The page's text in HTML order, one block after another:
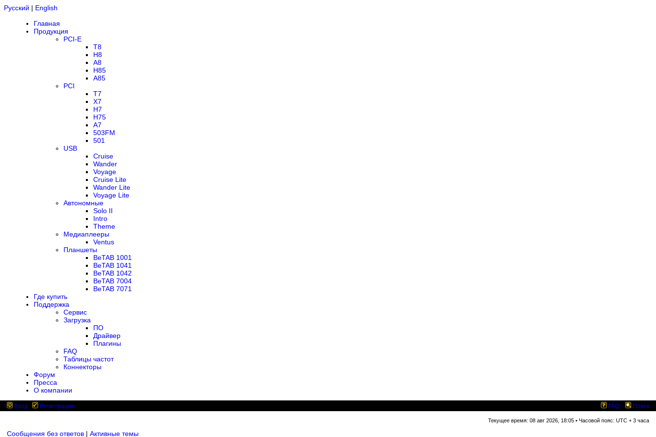
Русский | English
Главная
Продукция
PCI-E
T8
H8
A8
H85
A85
PCI
T7
X7
H7
H75
A7
503FM
501
USB
Cruise
Wander
Voyage
Cruise Lite
Wander Lite
Voyage Lite
Автономные
Solo II
Intro
Theme
Медиаплееры
Ventus
Планшеты
BeTAB 1001
BeTAB 1041
BeTAB 1042
BeTAB 7004
BeTAB 7071
Где купить
Поддержка
Сервис
Загрузка
ПО
Драйвер
Плагины
FAQ
Таблицы частот
Коннекторы
Форум
Пресса
О компании
Вход Регистрация FAQ Поиск
Текущее время: 08 авг 2026, 18:05 • Часовой пояс: UTC + 3 часа
Сообщения без ответов | Активные темы